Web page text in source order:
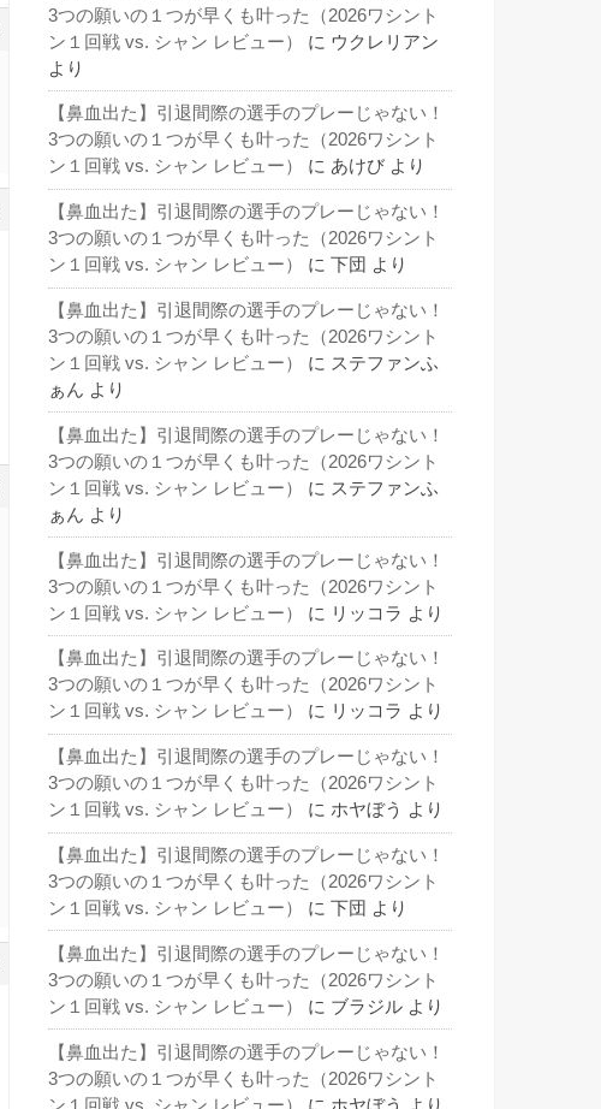
3つの願いの１つが早くも叶った（2026ワシント
ン１回戦 vs. シャン レビュー）
に ウクレリアン
より
【鼻血出た】引退間際の選手のプレーじゃない！
3つの願いの１つが早くも叶った（2026ワシント
ン１回戦 vs. シャン レビュー）
に あけび より
【鼻血出た】引退間際の選手のプレーじゃない！
3つの願いの１つが早くも叶った（2026ワシント
ン１回戦 vs. シャン レビュー）
に 下団 より
【鼻血出た】引退間際の選手のプレーじゃない！
3つの願いの１つが早くも叶った（2026ワシント
ン１回戦 vs. シャン レビュー）
に ステファンふ
ぁん より
【鼻血出た】引退間際の選手のプレーじゃない！
3つの願いの１つが早くも叶った（2026ワシント
ン１回戦 vs. シャン レビュー）
に ステファンふ
ぁん より
【鼻血出た】引退間際の選手のプレーじゃない！
3つの願いの１つが早くも叶った（2026ワシント
ン１回戦 vs. シャン レビュー）
に リッコラ より
【鼻血出た】引退間際の選手のプレーじゃない！
3つの願いの１つが早くも叶った（2026ワシント
ン１回戦 vs. シャン レビュー）
に リッコラ より
【鼻血出た】引退間際の選手のプレーじゃない！
3つの願いの１つが早くも叶った（2026ワシント
ン１回戦 vs. シャン レビュー）
に ホヤぼう より
【鼻血出た】引退間際の選手のプレーじゃない！
3つの願いの１つが早くも叶った（2026ワシント
ン１回戦 vs. シャン レビュー）
に 下団 より
【鼻血出た】引退間際の選手のプレーじゃない！
3つの願いの１つが早くも叶った（2026ワシント
ン１回戦 vs. シャン レビュー）
に ブラジル より
【鼻血出た】引退間際の選手のプレーじゃない！
3つの願いの１つが早くも叶った（2026ワシント
ン１回戦 vs. シャン レビュー）
に ホヤぼう より